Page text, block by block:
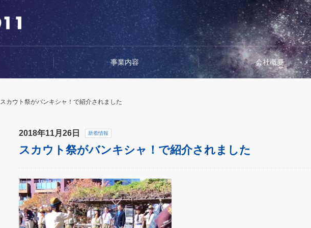
事業内容 会社概要
スカウト祭がバンキシャ！で紹介されました
2018年11月26日 新着情報
スカウト祭がバンキシャ！で紹介されました